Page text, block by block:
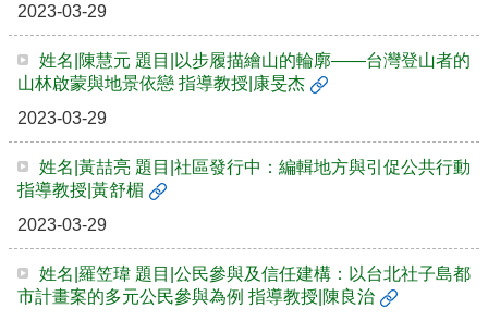
2023-03-29
姓名|陳慧元 題目|以步履描繪山的輪廓——台灣登山者的
山林啟蒙與地景依戀 指導教授|康旻杰
2023-03-29
姓名|黃喆亮 題目|社區發行中：編輯地方與引促公共行動
指導教授|黃舒楣
2023-03-29
姓名|羅笠瑋 題目|公民參與及信任建構：以台北社子島都
市計畫案的多元公民參與為例 指導教授|陳良治